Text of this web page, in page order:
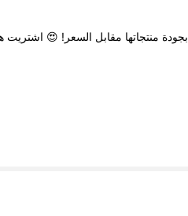
بجودة منتجاتها مقابل السعر! 😍 اشتريت